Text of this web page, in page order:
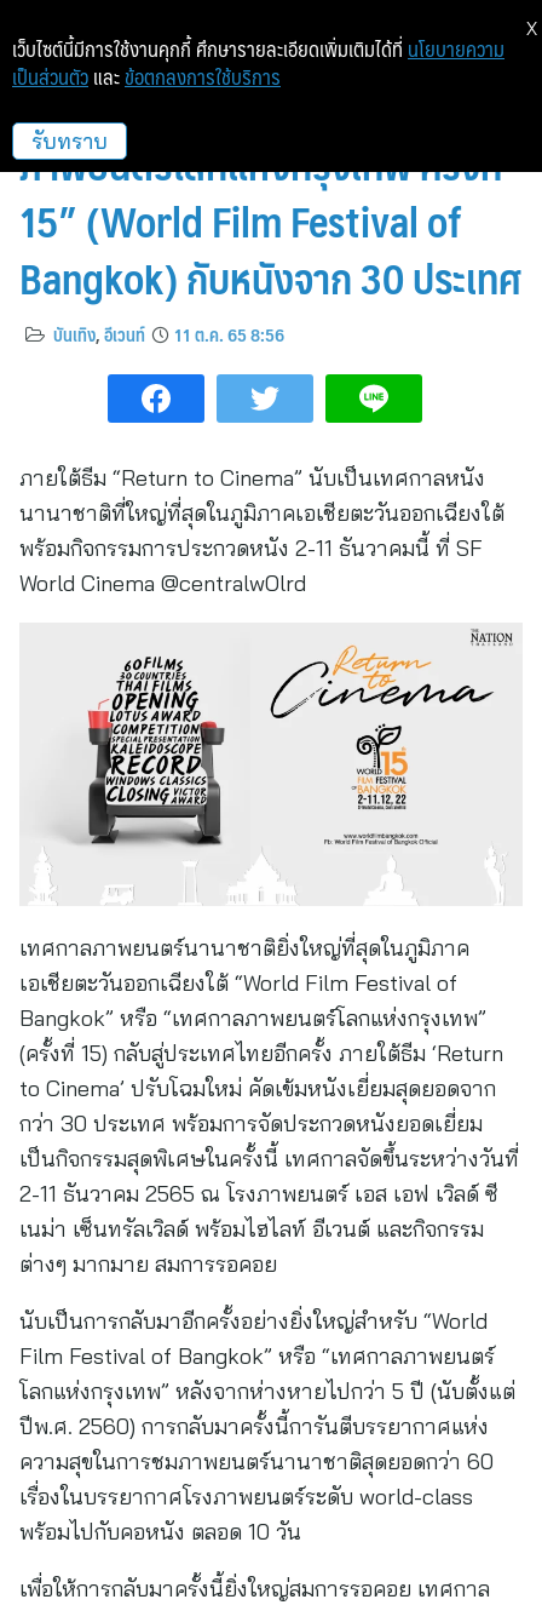
เปิดฉากสุดอลัง “เทศกาล
ภาพยนตร์โลกแห่งกรุงเทพ ครั้งที่
15” (World Film Festival of
Bangkok) กับหนังจาก 30 ประเทศ
บันเทิง,อีเวนท์ 11 ต.ค. 65 8:56
ภายใต้ธีม “Return to Cinema” นับเป็นเทศกาลหนัง
นานาชาติที่ใหญ่ที่สุดในภูมิภาคเอเชียตะวันออกเฉียงใต้
พร้อมกิจกรรมการประกวดหนัง 2-11 ธันวาคมนี้ ที่ SF
World Cinema @centralwOlrd
เทศกาลภาพยนตร์นานาชาติยิ่งใหญ่ที่สุดในภูมิภาค
เอเชียตะวันออกเฉียงใต้ “World Film Festival of
Bangkok” หรือ “เทศกาลภาพยนตร์โลกแห่งกรุงเทพ”
(ครั้งที่ 15) กลับสู่ประเทศไทยอีกครั้ง ภายใต้ธีม ‘Return
to Cinema’ ปรับโฉมใหม่ คัดเข้มหนังเยี่ยมสุดยอดจาก
กว่า 30 ประเทศ พร้อมการจัดประกวดหนังยอดเยี่ยม
เป็นกิจกรรมสุดพิเศษในครั้งนี้ เทศกาลจัดขึ้นระหว่างวันที่
2-11 ธันวาคม 2565 ณ โรงภาพยนตร์ เอส เอฟ เวิลด์ ซี
เนม่า เซ็นทรัลเวิลด์ พร้อมไฮไลท์ อีเวนต์ และกิจกรรม
ต่างๆ มากมาย สมการรอคอย
นับเป็นการกลับมาอีกครั้งอย่างยิ่งใหญ่สำหรับ “World
Film Festival of Bangkok” หรือ “เทศกาลภาพยนตร์
โลกแห่งกรุงเทพ” หลังจากห่างหายไปกว่า 5 ปี (นับตั้งแต่
ปีพ.ศ. 2560) การกลับมาครั้งนี้การันตีบรรยากาศแห่ง
ความสุขในการชมภาพยนตร์นานาชาติสุดยอดกว่า 60
เรื่องในบรรยากาศโรงภาพยนตร์ระดับ world-class
พร้อมไปกับคอหนัง ตลอด 10 วัน
เพื่อให้การกลับมาครั้งนี้ยิ่งใหญ่สมการรอคอย เทศกาล
เว็บไซต์นี้มีการใช้งานคุกกี้ ศึกษารายละเอียดเพิ่มเติมได้ที่ นโยบายความ
เป็นส่วนตัว และ ข้อตกลงการใช้บริการ
รับทราบ
X